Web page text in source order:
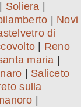
Soliera
Novi
di
Reno
maria
Saliceto
sulla